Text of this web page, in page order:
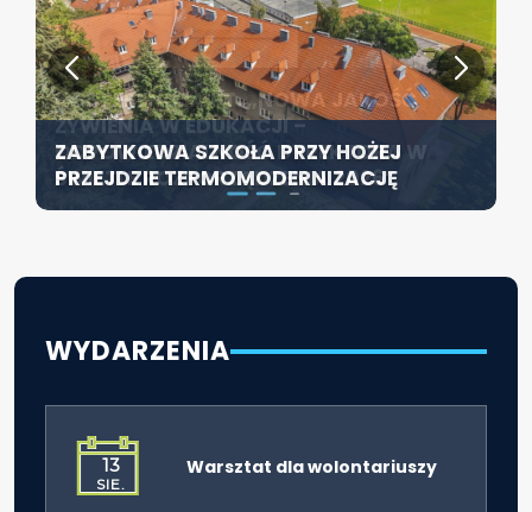
ZABYTKOWA SZKOŁA PRZY HOŻEJ
PRZEJDZIE TERMOMODERNIZACJĘ
KONFERENCJA PT. „NOWA JAKOŚĆ
ŻYWIENIA W EDUKACJI –
ODPOWIEDZIALNOŚĆ DYREKTORA W
ŚWIETLE ROZPORZĄDZENIA 2026”
SZCZECIN ROZWIJA EDUKACJĘ
WŁĄCZAJĄCĄ - NOWE
SPECJALISTYCZNE CENTRUM
ROZPOCZYNA DZIAŁALNOŚĆ
WYDARZENIA
13
SIE.
Warsztat dla wolontariuszy